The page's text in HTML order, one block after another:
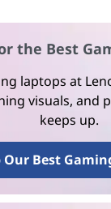
the Best
laptops at
visuals, and
keeps up.
Our Best